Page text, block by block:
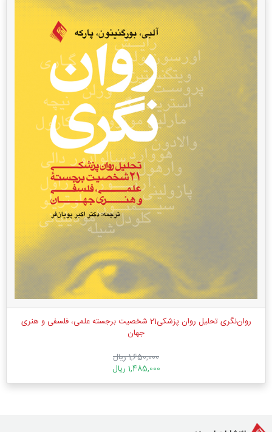
روان‌نگری تحلیل روان پزشکی21 شخصیت برجسته علمی، فلسفی و هنری
جهان
1,650,000 ریال
1,485,000 ریال